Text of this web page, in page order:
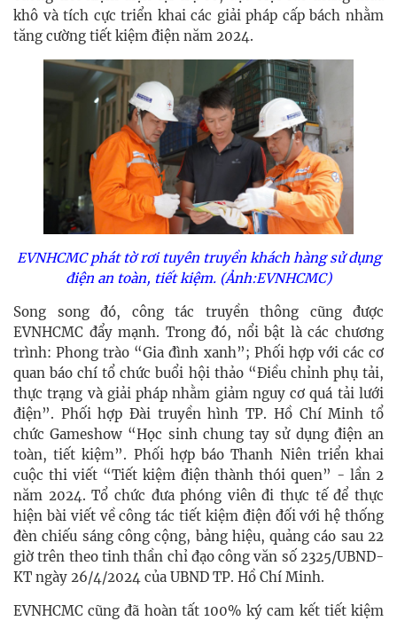
khô và tích cực triển khai các giải pháp cấp bách nhằm
tăng cường tiết kiệm điện năm 2024.
EVNHCMC phát tờ rơi tuyên truyền khách hàng sử dụng
điện an toàn, tiết kiệm. (Ảnh:EVNHCMC)
Song song đó, công tác truyền thông cũng được
EVNHCMC đẩy mạnh. Trong đó, nổi bật là các chương
trình: Phong trào “Gia đình xanh”; Phối hợp với các cơ
quan báo chí tổ chức buổi hội thảo “Điều chỉnh phụ tải,
thực trạng và giải pháp nhằm giảm nguy cơ quá tải lưới
điện”. Phối hợp Đài truyền hình TP. Hồ Chí Minh tổ
chức Gameshow “Học sinh chung tay sử dụng điện an
toàn, tiết kiệm”. Phối hợp báo Thanh Niên triển khai
cuộc thi viết “Tiết kiệm điện thành thói quen” - lần 2
năm 2024. Tổ chức đưa phóng viên đi thực tế để thực
hiện bài viết về công tác tiết kiệm điện đối với hệ thống
đèn chiếu sáng công cộng, bảng hiệu, quảng cáo sau 22
giờ trên theo tinh thần chỉ đạo công văn số 2325/UBND-
KT ngày 26/4/2024 của UBND TP. Hồ Chí Minh.
EVNHCMC cũng đã hoàn tất 100% ký cam kết tiết kiệm